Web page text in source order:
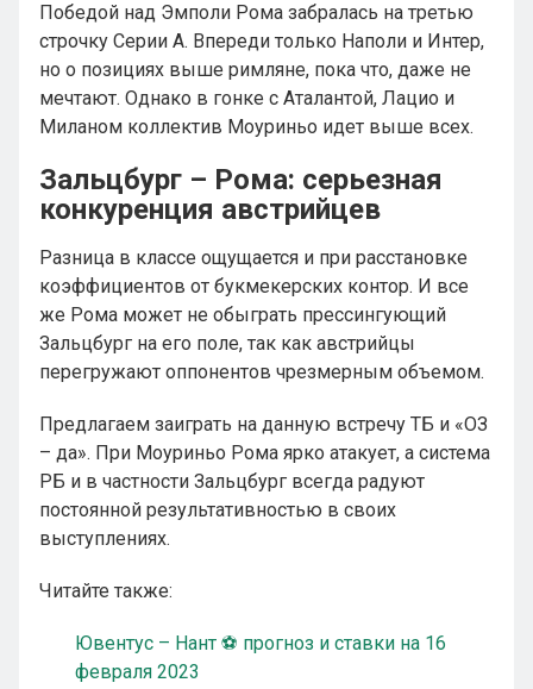
Победой над Эмполи Рома забралась на третью
строчку Серии А. Впереди только Наполи и Интер,
но о позициях выше римляне, пока что, даже не
мечтают. Однако в гонке с Аталантой, Лацио и
Миланом коллектив Моуриньо идет выше всех.
Зальцбург – Рома: серьезная
конкуренция австрийцев
Разница в классе ощущается и при расстановке
коэффициентов от букмекерских контор. И все
же Рома может не обыграть прессингующий
Зальцбург на его поле, так как австрийцы
перегружают оппонентов чрезмерным объемом.
Предлагаем заиграть на данную встречу ТБ и «ОЗ
– да». При Моуриньо Рома ярко атакует, а система
РБ и в частности Зальцбург всегда радуют
постоянной результативностью в своих
выступлениях.
Читайте также:
Ювентус – Нант ⚽ прогноз и ставки на 16
февраля 2023